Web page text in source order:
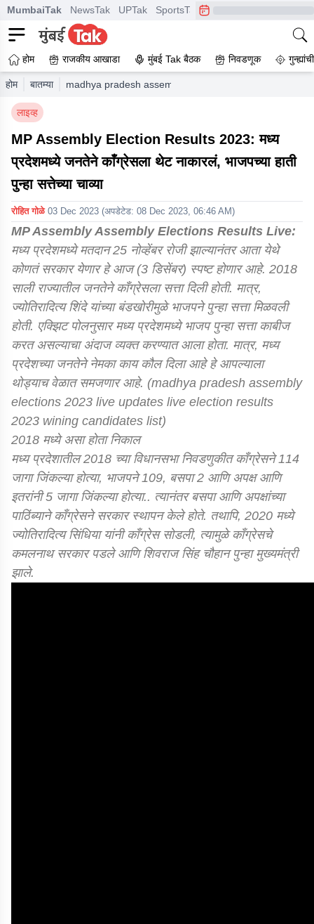
MumbaiTak NewsTak UPTak SportsTak CrimeTak
होम राजकीय आखाडा मुंबई Tak बैठक निवडणूक
होम बातम्या madhya pradesh assembly elections 2023 live
लाइव्ह
MP Assembly Election Results 2023: मध्य
प्रदेशमध्ये जनतेने काँग्रेसला थेट नाकारलं, भाजपच्या हाती
पुन्हा सत्तेच्या चाव्या
रोहित गोळे 03 Dec 2023 (अपडेटेड: 08 Dec 2023, 06:46 AM)
MP Assembly Assembly Elections Results Live:
मध्य प्रदेशमध्ये मतदान 25 नोव्हेंबर रोजी झाल्यानंतर आता येथे
कोणतं सरकार येणार हे आज (3 डिसेंबर) स्पष्ट होणार आहे. 2018
साली राज्यातील जनतेने काँग्रेसला सत्ता दिली होती. मात्र,
ज्योतिरादित्य शिंदे यांच्या बंडखोरीमुळे भाजपने पुन्हा सत्ता मिळवली
होती. एक्झिट पोलनुसार मध्य प्रदेशमध्ये भाजप पुन्हा सत्ता काबीज
करत असल्याचा अंदाज व्यक्त करण्यात आला होता. मात्र, मध्य
प्रदेशच्या जनतेने नेमका काय कौल दिला आहे हे आपल्याला
थोड्याच वेळात समजणार आहे. (madhya pradesh assembly
elections 2023 live updates live election results
2023 wining candidates list)
2018 मध्ये असा होता निकाल
मध्य प्रदेशातील 2018 च्या विधानसभा निवडणुकीत काँग्रेसने 114
जागा जिंकल्या होत्या, भाजपने 109, बसपा 2 आणि अपक्ष आणि
इतरांनी 5 जागा जिंकल्या होत्या.. त्यानंतर बसपा आणि अपक्षांच्या
पाठिंब्याने काँग्रेसने सरकार स्थापन केले होते. तथापि, 2020 मध्ये
ज्योतिरादित्य सिंधिया यांनी काँग्रेस सोडली, त्यामुळे काँग्रेसचे
कमलनाथ सरकार पडले आणि शिवराज सिंह चौहान पुन्हा मुख्यमंत्री
झाले.